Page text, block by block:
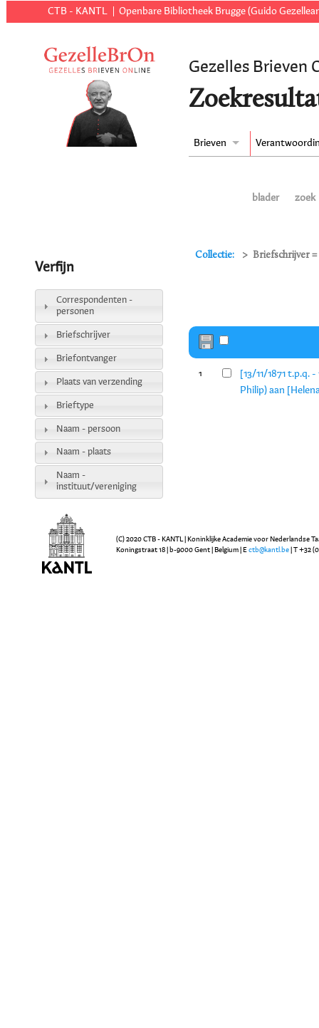
CTB - KANTL Openbare Bibliotheek Brugge (Guido
Gezelles Brieven
Brieven
blader zoek
Collectie: Briefschrijver
1
[13/11/1871
Philip) aan
Verfijn
Correspondenten -
personen
Briefschrijver
Briefontvanger
Plaats van verzending
Brieftype
Naam - persoon
Naam - plaats
Naam -
instituut/vereniging
(C) 2020 CTB - KANTL | Koninklijke Academie voor Nederlandse
Koningstraat 18 | b-9000 Gent | Belgium | E ctb@kantl.be | T +32